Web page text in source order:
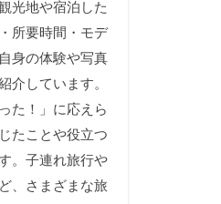
光地や宿泊した
所要時間・モデ
身の体験や写真
介しています。
た！」に応えら
たことや役立つ
。子連れ旅行や
、さまざまな旅